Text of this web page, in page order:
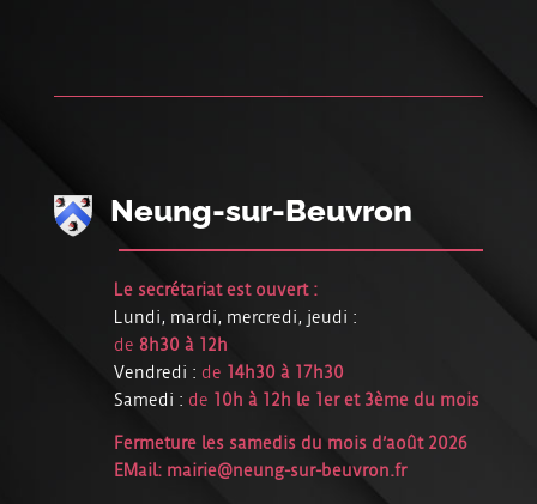
Neung-sur-Beuvron
Le secrétariat est ouvert :
Lundi, mardi, mercredi, jeudi :
de 8h30 à 12h
Vendredi : de 14h30 à 17h30
Samedi : de 10h à 12h le 1er et 3ème du mois
Fermeture les samedis du mois d’août 2026
EMail: mairie@neung-sur-beuvron.fr